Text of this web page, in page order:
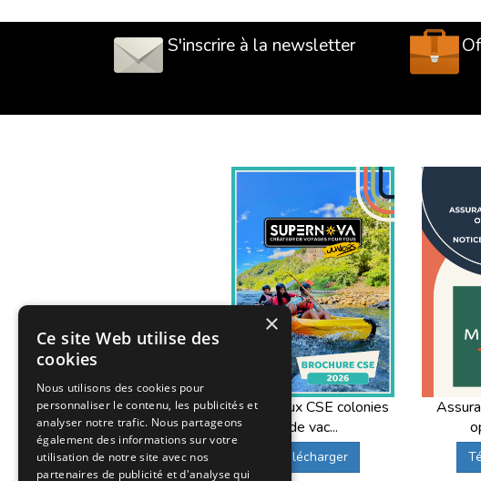
Pourquoi un supplément peut-il s’appliquer
Comment choisir une colonie de vacances
Commencez par l’âge de votre enfant, puis ses
Ensuite, vérifiez sur la fiche séjour que l’option
“départ
Où retrouver toutes les colonies de
Vous pouvez consulter notre catalogue complet sur
Sur chaque programme, vous verrez les options de
S'inscrire à la newsletter
Offres aux CSE colonies
de vac...
Télécharger
×
Ce site Web utilise des
cookies
Nous utilisons des cookies pour
personnaliser le contenu, les publicités et
analyser notre trafic. Nous partageons
également des informations sur votre
utilisation de notre site avec nos
partenaires de publicité et d'analyse qui